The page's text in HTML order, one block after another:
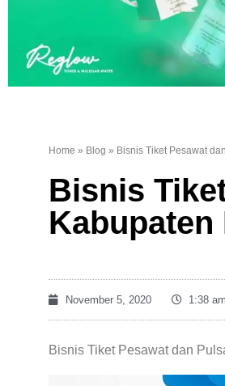
Home » Blog » Bisnis Tiket Pesawat
Bisnis
Kabupaten
November 5, 2020 1:38 am
Bisnis Tiket Pesawat dan